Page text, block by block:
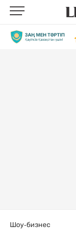
Шоу-бизнес